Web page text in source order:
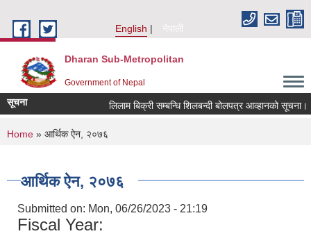
English
नेपाली
Dharan Sub-Metropolitan
Government of Nepal
सूचना लिलाम बिक्री सम्बन्धि शिलबन्दी बोलपत्र आव्हानको सूचना।
You are here
Home » आर्थिक ऐन, २०७६
आर्थिक ऐन, २०७६
Submitted on: Mon, 06/26/2023 - 21:19
Fiscal Year: